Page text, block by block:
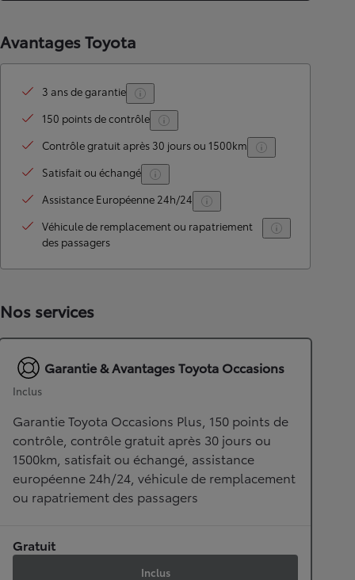
Avantages Toyota
3 ans de garantie
150 points de contrôle
Contrôle gratuit après 30 jours ou 1500km
Satisfait ou échangé
Assistance Européenne 24h/24
Véhicule de remplacement ou rapatriement
des passagers
Nos services
Garantie & Avantages Toyota Occasions
Inclus
Garantie Toyota Occasions Plus, 150 points de
contrôle, contrôle gratuit après 30 jours ou
1500km, satisfait ou échangé, assistance
européenne 24h/24, véhicule de remplacement
ou rapatriement des passagers
Gratuit
Inclus